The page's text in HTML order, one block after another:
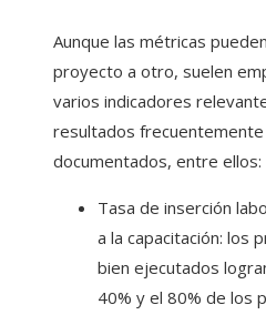
Aunque las métricas
proyecto a otro, suelen
varios indicadores
resultados frecuentemente
documentados, entre ellos:
Tasa de inserción
a la capacitación: los
bien ejecutados
40% y el 80% de los